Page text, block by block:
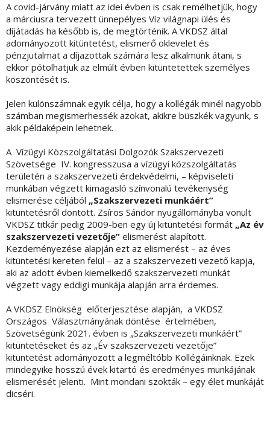
A covid-járvány miatt az idei évben is csak remélhetjük, hogy
a márciusra tervezett ünnepélyes Víz világnapi ülés és
díjátadás ha később is, de megtörténik. A VKDSZ által
adományozott kitüntetést, elismerő oklevelet és
pénzjutalmat a díjazottak számára lesz alkalmunk átani, s
ekkor pótolhatjuk az elmúlt évben kitüntetettek személyes
köszöntését is.
Jelen különszámnak egyik célja, hogy a kollégák minél nagyobb
számban megismerhessék azokat, akikre büszkék vagyunk, s
akik példaképein lehetnek.
A Vízügyi Közszolgáltatási Dolgozók Szakszervezeti
Szövetsége IV. kongresszusa a vízügyi közszolgáltatás
területén a szakszervezeti érdekvédelmi, – képviseleti
munkában végzett kimagasló színvonalú tevékenység
elismerése céljából „Szakszervezeti munkáért”
kitüntetésről döntött. Zsíros Sándor nyugállományba vonult
VKDSZ titkár pedig 2009-ben egy új kitüntetési formát „Az év
szakszervezeti vezetője” elismerést alapított.
Kezdeményezése alapján ezt az elismerést – az éves
kitüntetési kereten felül – az a szakszervezeti vezető kapja,
aki az adott évben kiemelkedő szakszervezeti munkát
végzett vagy eddigi munkája alapján arra érdemes.
A VKDSZ Elnökség előterjesztése alapján, a VKDSZ
Országos Választmányának döntése értelmében,
Szövetségünk 2021. évben is „Szakszervezeti munkáért”
kitüntetéseket és az „Év szakszervezeti vezetője”
kitüntetést adományozott a legméltóbb Kollégáinknak. Ezek
mindegyike hosszú évek kitartó és eredményes munkájának
elismerését jelenti. Mint mondani szokták – egy élet munkáját
dicséri.